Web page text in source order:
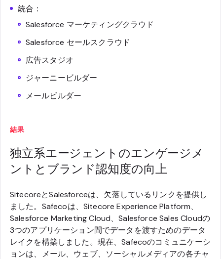
統合：
Salesforce マーケティングクラウド
Salesforce セールスクラウド
広告スタジオ
ジャーニービルダー
メールビルダー
結果
独立系エージェントのエンゲージメ
ントとブランド認知度の向上
SitecoreとSalesforceは、欠落しているリンクを提供し
ました。Safecoは、Sitecore Experience Platform、
Salesforce Marketing Cloud、Salesforce Sales Cloudの
3つのアプリケーション間でデータを渡すためのデータ
レイクを構築しました。現在、Safecoのコミュニケーシ
ョンは、メール、ウェブ、ソーシャルメディアの各チャ